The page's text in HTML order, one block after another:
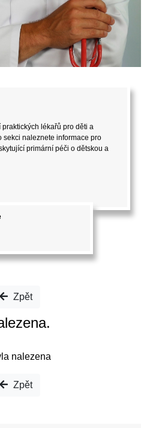
lékařů pro děti a
V této sekci naleznete
které mohou být užitečné při
Zpět
nalezena
Zpět